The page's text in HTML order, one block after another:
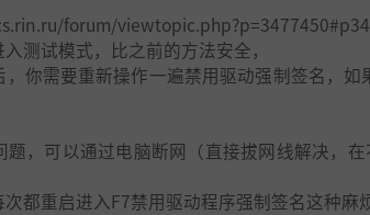
forum/
测试模式，比之前的方法安全，
你需要重新操作一遍禁用驱动强制签名，
题，可以通过电脑断网（直接拔网线解决，
都重启进入F7禁用驱动程序强制签名这种麻